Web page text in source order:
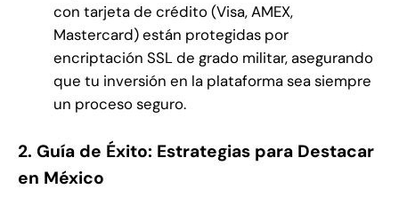
con tarjeta de crédito (Visa, AMEX,
Mastercard) están protegidas por
encriptación SSL de grado militar, asegurando
que tu inversión en la plataforma sea siempre
un proceso seguro.
2. Guía de Éxito: Estrategias para Destacar
en México